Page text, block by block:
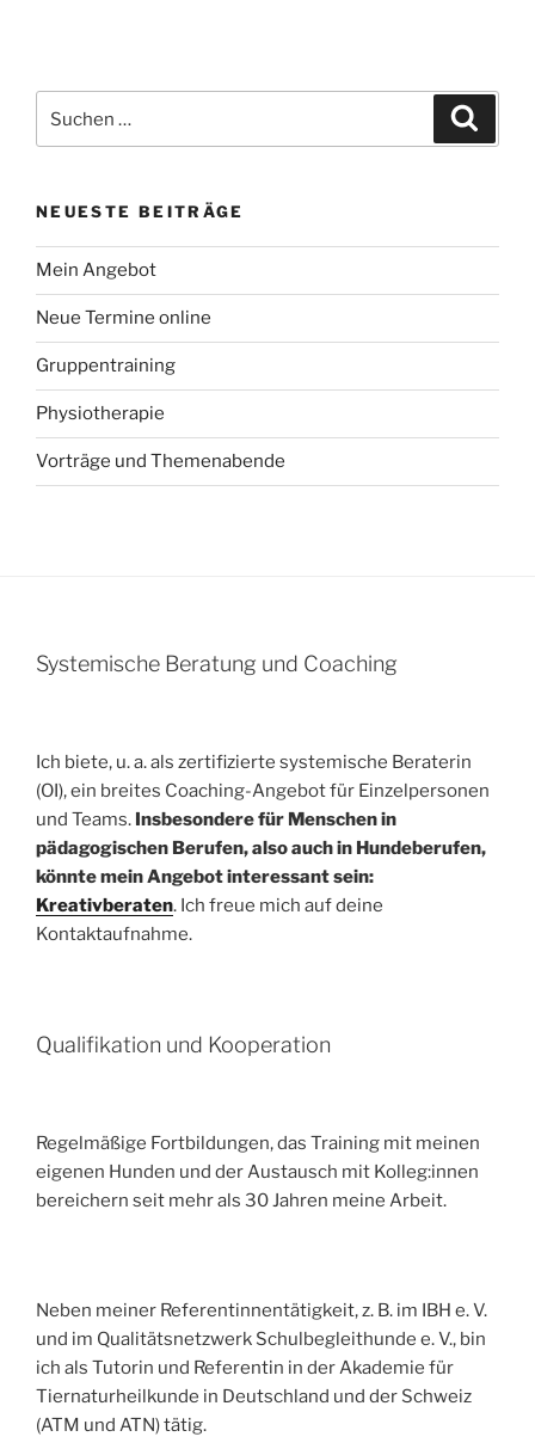
nach:
NEUESTE BEITRÄGE
Mein Angebot
Neue Termine online
Gruppentraining
Physiotherapie
Vorträge und Themenabende
Systemische Beratung und Coaching
Ich biete, u. a. als zertifizierte systemische Beraterin
(OI), ein breites Coaching-Angebot für Einzelpersonen
und Teams. Insbesondere für Menschen in
pädagogischen Berufen, also auch in Hundeberufen,
könnte mein Angebot interessant sein:
Kreativberaten. Ich freue mich auf deine
Kontaktaufnahme.
Qualifikation und Kooperation
Regelmäßige Fortbildungen, das Training mit meinen
eigenen Hunden und der Austausch mit Kolleg:innen
bereichern seit mehr als 30 Jahren meine Arbeit.
Neben meiner Referentinnentätigkeit, z. B. im IBH e. V.
und im Qualitätsnetzwerk Schulbegleithunde e. V., bin
ich als Tutorin und Referentin in der Akademie für
Tiernaturheilkunde in Deutschland und der Schweiz
(ATM und ATN) tätig.